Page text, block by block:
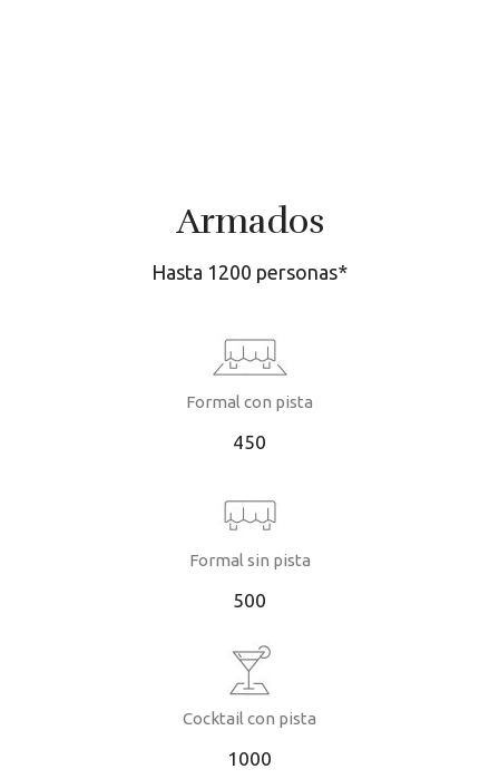
Armados
Hasta 1200 personas*
Formal con pista
450
Formal sin pista
500
Cocktail con pista
1000